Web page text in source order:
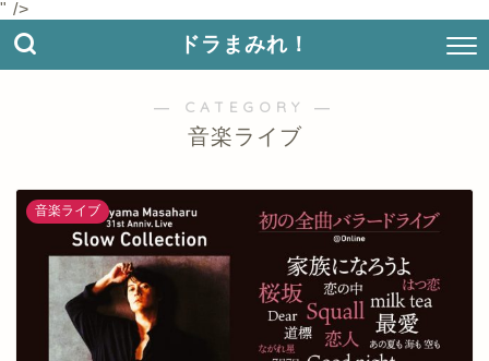
" />
ドラまみれ！
― CATEGORY ―
音楽ライブ
音楽ライブ